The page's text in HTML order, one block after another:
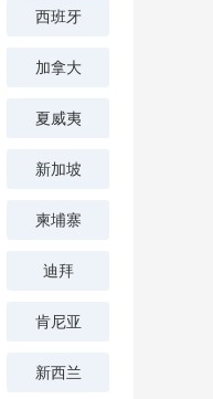
西班牙
加拿大
夏威夷
新加坡
柬埔寨
迪拜
肯尼亚
新西兰